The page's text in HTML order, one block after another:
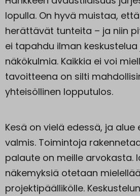
lopulla. On hyvä muistaa,
herättävät tunteita – ja niin
ei tapahdu ilman keskustelua
näkökulmia. Kaikkia ei voi
tavoitteena on silti
yhteisöllinen lopputulos.
Kesä on vielä edessä, ja alue
valmis. Toimintoja
palaute on meille arvokasta.
näkemyksiä otetaan
projektipäällikölle.